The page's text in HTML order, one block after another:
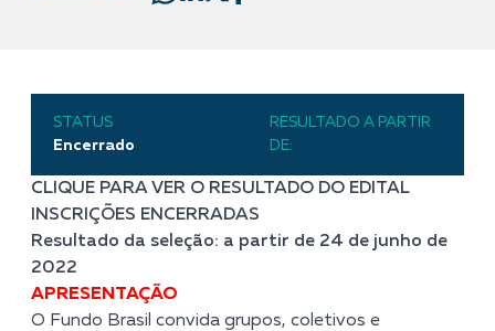
STATUS
Encerrado
RESULTADO A PARTIR
DE:
CLIQUE PARA VER O RESULTADO DO EDITAL
INSCRIÇÕES ENCERRADAS
Resultado da seleção: a partir de 24 de junho de
2022
APRESENTAÇÃO
O Fundo Brasil convida grupos, coletivos e